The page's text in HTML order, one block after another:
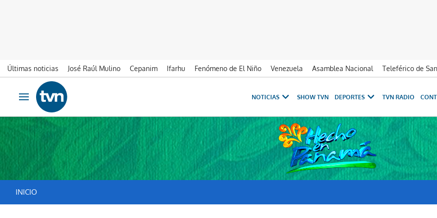
Últimas noticias José Raúl Mulino Cepanim Ifarhu Fenómeno de El Niño Venezuela Asamblea Nacional Teleférico de
Ir al contenido
Obrir navegació
NOTICIAS SHOW TVN DEPORTES TVN RADIO
INICIO